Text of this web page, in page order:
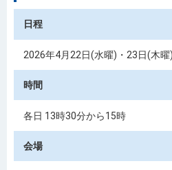
日程
2026年4月22日(水曜)・23日(木曜
時間
各日 13時30分から15時
会場